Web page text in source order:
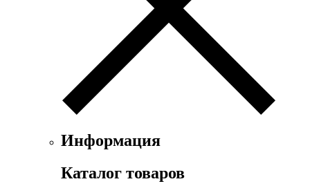
Информация
Каталог товаров